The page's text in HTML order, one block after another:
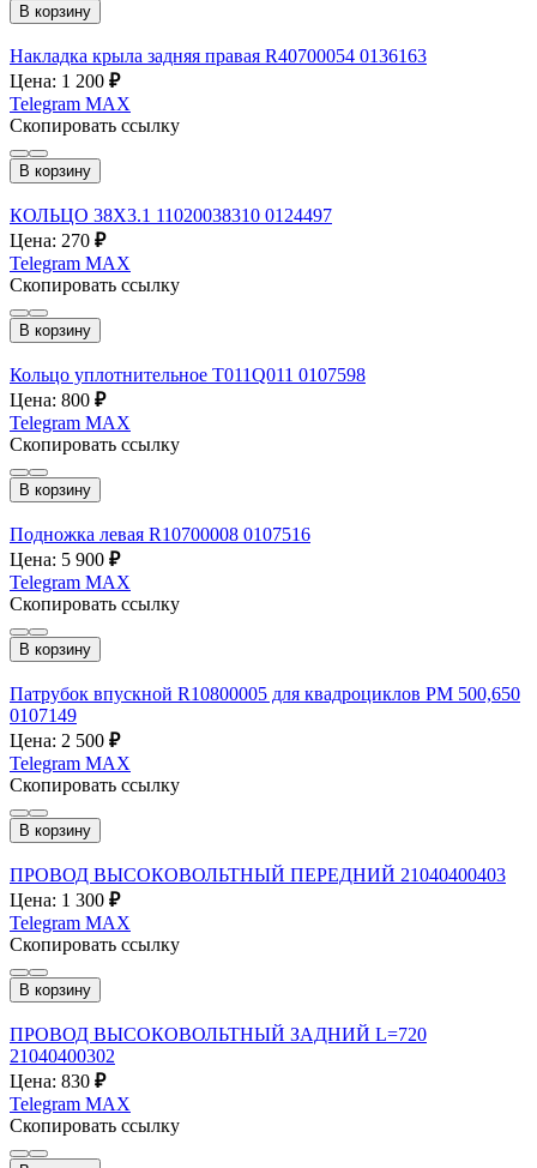
В корзину
Накладка крыла задняя правая R40700054 0136163
Цена: 1 200 ₽
Telegram MAX
Скопировать ссылку
В корзину
КОЛЬЦО 38X3.1 11020038310 0124497
Цена: 270 ₽
Telegram MAX
Скопировать ссылку
В корзину
Кольцо уплотнительное T011Q011 0107598
Цена: 800 ₽
Telegram MAX
Скопировать ссылку
В корзину
Подножка левая R10700008 0107516
Цена: 5 900 ₽
Telegram MAX
Скопировать ссылку
В корзину
Патрубок впускной R10800005 для квадроциклов РМ 500,650
0107149
Цена: 2 500 ₽
Telegram MAX
Скопировать ссылку
В корзину
ПРОВОД ВЫСОКОВОЛЬТНЫЙ ПЕРЕДНИЙ 21040400403
Цена: 1 300 ₽
Telegram MAX
Скопировать ссылку
В корзину
ПРОВОД ВЫСОКОВОЛЬТНЫЙ ЗАДНИЙ L=720
21040400302
Цена: 830 ₽
Telegram MAX
Скопировать ссылку